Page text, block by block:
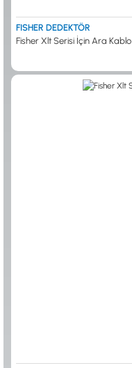
FISHER DEDEKTÖR
Fisher Xlt Serisi İçin Ara Kablo